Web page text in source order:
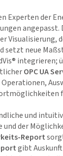
Experten der
angepasst.
Visualisierung,
setzt neue
® integrieren;
OPC UA
und
der
Report
gibt